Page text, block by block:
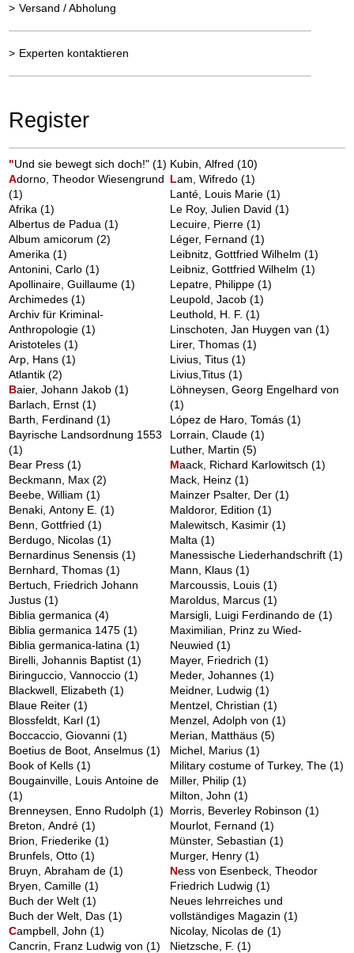
> Versand / Abholung
> Experten kontaktieren
Register
"Und sie bewegt sich doch!"(1)
Adorno, Theodor Wiesengrund
(1)
Afrika(1)
Albertus de Padua(1)
Album amicorum(2)
Amerika(1)
Antonini, Carlo(1)
Apollinaire, Guillaume(1)
Archimedes(1)
Archiv für Kriminal-
Anthropologie(1)
Aristoteles(1)
Arp, Hans(1)
Atlantik(2)
Baier, Johann Jakob(1)
Barlach, Ernst(1)
Barth, Ferdinand(1)
Bayrische Landsordnung 1553
(1)
Bear Press(1)
Beckmann, Max(2)
Beebe, William(1)
Benaki, Antony E.(1)
Benn, Gottfried(1)
Berdugo, Nicolas(1)
Bernardinus Senensis(1)
Bernhard, Thomas(1)
Bertuch, Friedrich Johann
Justus(1)
Biblia germanica(4)
Biblia germanica 1475(1)
Biblia germanica-latina(1)
Birelli, Johannis Baptist(1)
Biringuccio, Vannoccio(1)
Blackwell, Elizabeth(1)
Blaue Reiter(1)
Blossfeldt, Karl(1)
Boccaccio, Giovanni(1)
Boetius de Boot, Anselmus(1)
Book of Kells(1)
Bougainville, Louis Antoine de
(1)
Brenneysen, Enno Rudolph(1)
Breton, André(1)
Brion, Friederike(1)
Brunfels, Otto(1)
Bruyn, Abraham de(1)
Bryen, Camille(1)
Buch der Welt(1)
Buch der Welt, Das(1)
Campbell, John(1)
Cancrin, Franz Ludwig von(1)
Kubin, Alfred(10)
Lam, Wifredo(1)
Lanté, Louis Marie(1)
Le Roy, Julien David(1)
Lecuire, Pierre(1)
Léger, Fernand(1)
Leibnitz, Gottfried Wilhelm(1)
Leibniz, Gottfried Wilhelm(1)
Lepatre, Philippe(1)
Leupold, Jacob(1)
Leuthold, H. F.(1)
Linschoten, Jan Huygen van(1)
Lirer, Thomas(1)
Livius, Titus(1)
Livius,Titus(1)
Löhneysen, Georg Engelhard von
(1)
López de Haro, Tomás(1)
Lorrain, Claude(1)
Luther, Martin(5)
Maack, Richard Karlowitsch(1)
Mack, Heinz(1)
Mainzer Psalter, Der(1)
Maldoror, Edition(1)
Malewitsch, Kasimir(1)
Malta(1)
Manessische Liederhandschrift(1)
Mann, Klaus(1)
Marcoussis, Louis(1)
Maroldus, Marcus(1)
Marsigli, Luigi Ferdinando de(1)
Maximilian, Prinz zu Wied-
Neuwied(1)
Mayer, Friedrich(1)
Meder, Johannes(1)
Meidner, Ludwig(1)
Mentzel, Christian(1)
Menzel, Adolph von(1)
Merian, Matthäus(5)
Michel, Marius(1)
Military costume of Turkey, The(1)
Miller, Philip(1)
Milton, John(1)
Morris, Beverley Robinson(1)
Mourlot, Fernand(1)
Münster, Sebastian(1)
Murger, Henry(1)
Ness von Esenbeck, Theodor
Friedrich Ludwig(1)
Neues lehrreiches und
vollständiges Magazin(1)
Nicolay, Nicolas de(1)
Nietzsche, F.(1)